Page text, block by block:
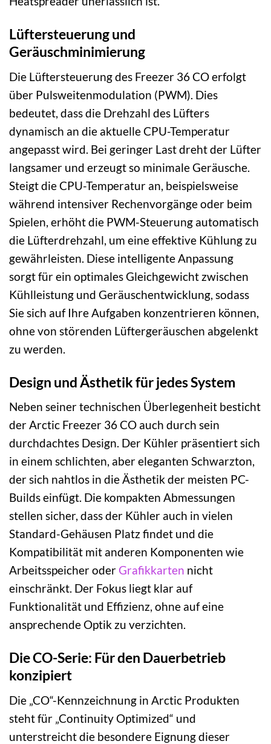
Lüftersteuerung und
Geräuschminimierung
Die Lüftersteuerung des Freezer 36 CO erfolgt
über Pulsweitenmodulation (PWM). Dies
bedeutet, dass die Drehzahl des Lüfters
dynamisch an die aktuelle CPU-Temperatur
angepasst wird. Bei geringer Last dreht der Lüfter
langsamer und erzeugt so minimale Geräusche.
Steigt die CPU-Temperatur an, beispielsweise
während intensiver Rechenvorgänge oder beim
Spielen, erhöht die PWM-Steuerung automatisch
die Lüfterdrehzahl, um eine effektive Kühlung zu
gewährleisten. Diese intelligente Anpassung
sorgt für ein optimales Gleichgewicht zwischen
Kühlleistung und Geräuschentwicklung, sodass
Sie sich auf Ihre Aufgaben konzentrieren können,
ohne von störenden Lüftergeräuschen abgelenkt
zu werden.
Design und Ästhetik für jedes System
Neben seiner technischen Überlegenheit besticht
der Arctic Freezer 36 CO auch durch sein
durchdachtes Design. Der Kühler präsentiert sich
in einem schlichten, aber eleganten Schwarzton,
der sich nahtlos in die Ästhetik der meisten PC-
Builds einfügt. Die kompakten Abmessungen
stellen sicher, dass der Kühler auch in vielen
Standard-Gehäusen Platz findet und die
Kompatibilität mit anderen Komponenten wie
Arbeitsspeicher oder Grafikkarten nicht
einschränkt. Der Fokus liegt klar auf
Funktionalität und Effizienz, ohne auf eine
ansprechende Optik zu verzichten.
Die CO-Serie: Für den Dauerbetrieb
konzipiert
Die „CO“-Kennzeichnung in Arctic Produkten
steht für „Continuity Optimized“ und
unterstreicht die besondere Eignung dieser